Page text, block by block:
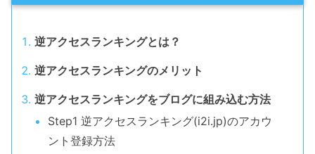
逆アクセスランキングとは？
逆アクセスランキングのメリット
逆アクセスランキングをブログに組み込む方法
Step1 逆アクセスランキング(i2i.jp)のアカウ
ント登録方法